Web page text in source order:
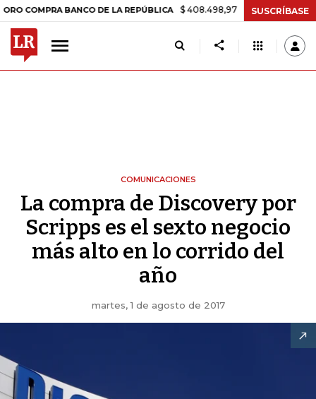
BANCO DE LA REPÚBLICA $ 408.498,97 +$ 8.753,81 +2,19%
SUSCRÍBASE
COMUNICACIONES
La compra de Discovery por
Scripps es el sexto negocio
más alto en lo corrido del
año
martes, 1 de agosto de 2017